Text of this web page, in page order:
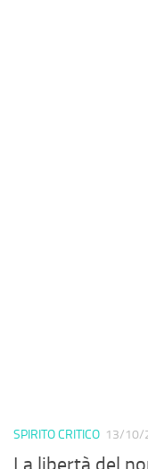
SPIRITO CRITICO 13/10/
La libertà del